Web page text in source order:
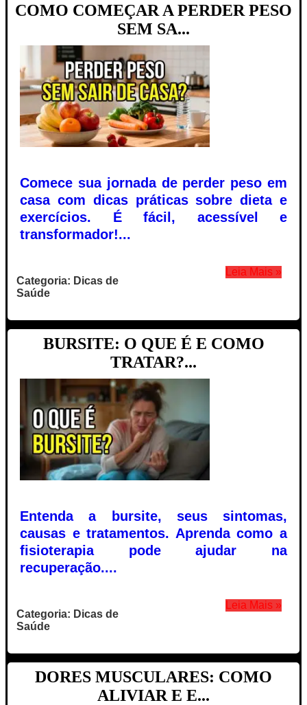
COMO COMEÇAR A PERDER PESO
SEM SA...
Comece sua jornada de perder peso em
casa com dicas práticas sobre dieta e
exercícios. É fácil, acessível e
transformador!...
Categoria: Dicas de
Saúde
Leia Mais »
BURSITE: O QUE É E COMO
TRATAR?...
Entenda a bursite, seus sintomas,
causas e tratamentos. Aprenda como a
fisioterapia pode ajudar na
recuperação....
Categoria: Dicas de
Saúde
Leia Mais »
DORES MUSCULARES: COMO
ALIVIAR E E...